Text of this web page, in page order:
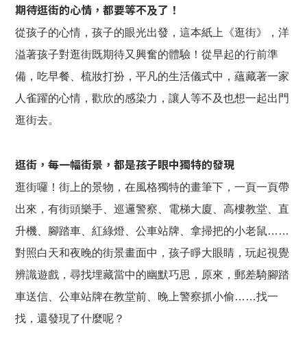
期待逛街的心情，都要等不及了！
從孩子的心情，孩子的眼光出發，這本紙上《逛街》，洋
溢著孩子對逛街既期待又興奮的體驗！從早起的行前準
備，吃早餐、梳妝打扮，平凡的生活儀式中，蘊藏著一家
人雀躍的心情，歡欣的感染力，讓人等不及也想一起出門
逛街去。
逛街，每一幅街景，都是孩子眼中獨特的發現
逛街囉！街上的景物，在風格獨特的畫筆下，一頁一頁帶
出來，有街頭樂手、巡邏警察、電梯大廈、高樓教堂、直
升機、腳踏車、紅綠燈、公車站牌、拿掃把的小老鼠……
對照白天和夜晚的街景畫面中，孩子睜大眼睛，玩起視覺
辨識遊戲，尋找埋藏當中的幽默巧思，原來，郵差騎腳踏
車送信、公車站牌在教堂前、晚上警察抓小偷……找一
找，還發現了什麼呢？